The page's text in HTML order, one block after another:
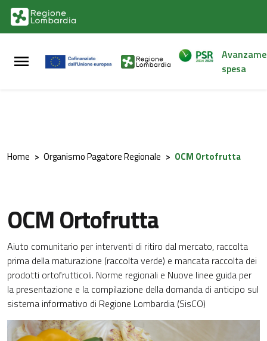
Vai al contenuto principale
Vai al footer
spesa
Home > Organismo Pagatore Regionale > OCM Ortofrutta
OCM Ortofrutta
Aiuto comunitario per interventi di ritiro dal mercato, raccolta
prima della maturazione (raccolta verde) e mancata raccolta dei
prodotti ortofrutticoli. Norme regionali e Nuove linee guida per
la presentazione e la compilazione della domanda di anticipo sul
sistema informativo di Regione Lombardia (SisCO)